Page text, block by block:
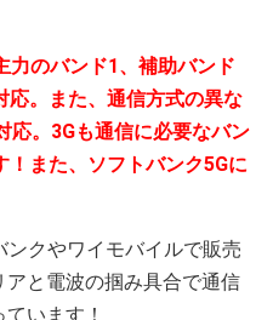
力のバンド1、補助バンド
応。また、通信方式の異な
応。3Gも通信に必要なバン
！また、ソフトバンク5Gに
ンクやワイモバイルで販売
と電波の掴み具合で通信
います！